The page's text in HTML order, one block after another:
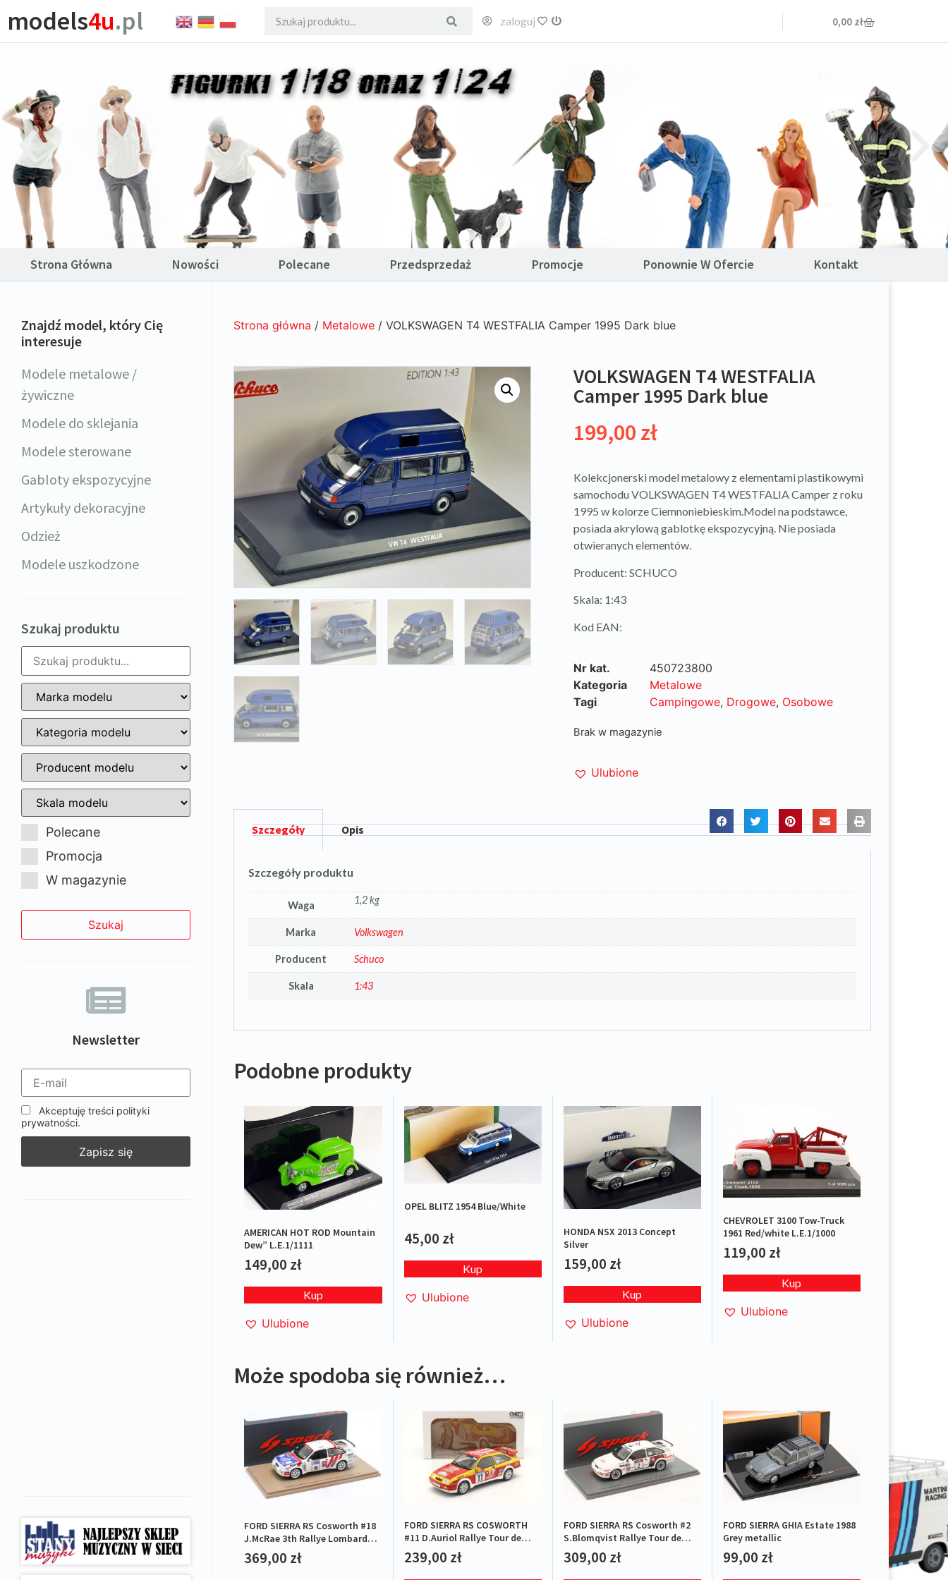
models4u.pl zaloguj ulubione 0,00 zł
Strona Główna Nowości Polecane Przedsprzedaż Promocje Ponownie W Ofercie Kontakt
Znajdź model, który Cię
interesuje
Modele metalowe /
żywiczne
Modele do sklejania
Modele sterowane
Gabloty ekspozycyjne
Artykuły dekoracyjne
Odzież
Modele uszkodzone
Szukaj produktu
Polecane
Promocja
W magazynie
Newsletter
Akceptuję treści polityki
prywatności.
Strona główna / Metalowe/ VOLKSWAGEN T4 WESTFALIA Camper 1995 Dark blue
VOLKSWAGEN T4 WESTFALIA
Camper 1995 Dark blue
199,00 zł
Kolekcjonerski model metalowy z elementami plastikowymi
samochodu VOLKSWAGEN T4 WESTFALIA Camper z roku
1995 w kolorze Ciemnoniebieskim.Model na podstawce,
posiada akrylową gablotkę ekspozycyjną. Nie posiada
otwieranych elementów.
Producent: SCHUCO
Skala: 1:43
Kod EAN:
Nr kat.
450723800
Kategoria
Metalowe
Tagi
Campingowe, Drogowe, Osobowe
Brak w magazynie
Ulubione
Szczegóły Opis
Szczegóły produktu
Waga 1,2 kg
Marka Volkswagen
Producent Schuco
Skala 1:43
Podobne produkty
AMERICAN HOT ROD Mountain
Dew” L.E.1/1111
149,00 zł
Kup
Ulubione
OPEL BLITZ 1954 Blue/White
45,00 zł
Kup
Ulubione
HONDA NSX 2013 Concept
Silver
159,00 zł
Kup
Ulubione
CHEVROLET 3100 Tow-Truck
1961 Red/white L.E.1/1000
119,00 zł
Kup
Ulubione
Może spodoba się również…
FORD SIERRA RS Cosworth #18
J.McRae 3th Rallye Lombard
RAC 1987
369,00 zł
FORD SIERRA RS COSWORTH
#11 D.Auriol Rallye Tour de
Corse 1987
239,00 zł
FORD SIERRA RS Cosworth #2
S.Blomqvist Rallye Tour de
Corse 1987
309,00 zł
FORD SIERRA GHIA Estate 1988
Grey metallic
99,00 zł